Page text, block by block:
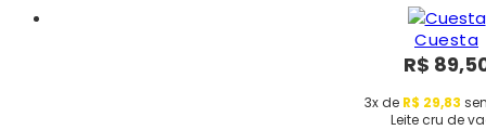
Cuesta
R$
3x de R$ 29,83
Leite cru de